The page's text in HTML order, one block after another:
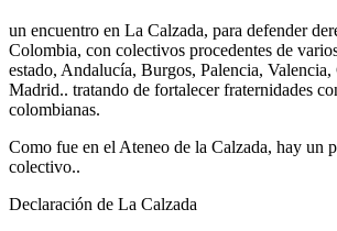
un encuentro en La Calzada, para defender
Colombia, con colectivos procedentes de
estado, Andalucía, Burgos, Palencia, Valencia,
Madrid.. tratando de fortalecer fraternidades
colombianas.
Como fue en el Ateneo de la Calzada, hay un
colectivo..
Declaración de La Calzada